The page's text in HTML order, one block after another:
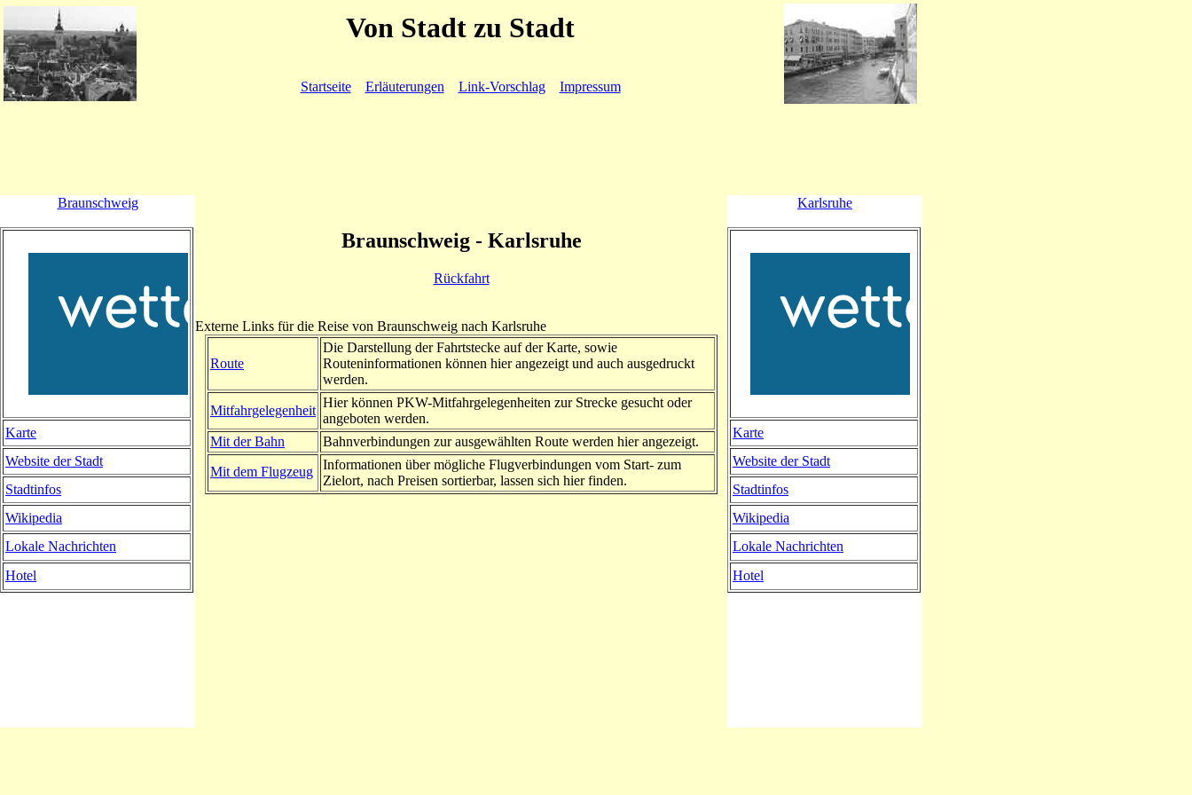
Von Stadt zu Stadt
Startseite Erläuterungen Link-Vorschlag Impressum
Braunschweig - Karlsruhe
Rückfahrt
Externe Links für die Reise von Braunschweig nach Karlsruhe
Route
Die Darstellung der Fahrtstecke auf der Karte, sowie
Routeninformationen können hier angezeigt und auch ausgedruckt
werden.
Mitfahrgelegenheit
Hier können PKW-Mitfahrgelegenheiten zur Strecke gesucht oder
angeboten werden.
Mit der Bahn
Bahnverbindungen zur ausgewählten Route werden hier angezeigt.
Mit dem Flugzeug
Informationen über mögliche Flugverbindungen vom Start- zum
Zielort, nach Preisen sortierbar, lassen sich hier finden.
Braunschweig
Karte
Website der Stadt
Stadtinfos
Wikipedia
Lokale Nachrichten
Hotel
Karlsruhe
Karte
Website der Stadt
Stadtinfos
Wikipedia
Lokale Nachrichten
Hotel